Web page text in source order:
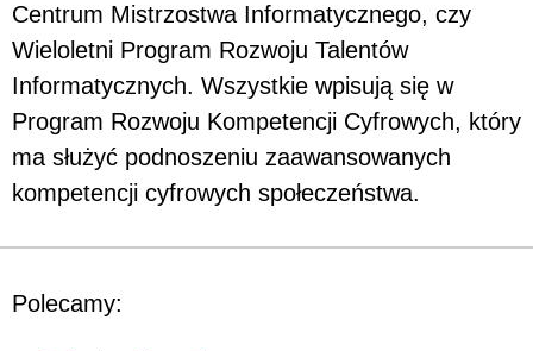
Centrum Mistrzostwa Informatycznego, czy
Wieloletni Program Rozwoju Talentów
Informatycznych. Wszystkie wpisują się w
Program Rozwoju Kompetencji Cyfrowych, który
ma służyć podnoszeniu zaawansowanych
kompetencji cyfrowych społeczeństwa.
Polecamy: